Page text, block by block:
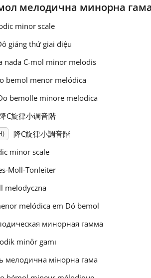
мелодична минорна гама
minor scale
giáng thứ giai điệu
nada C-mol minor melodis
bemol menor melódica
bemolle minore melodica
C旋律小调音階
降C旋律小調音階
minor scale
Moll-Tonleiter
melodyczna
melódica em Dó bemol
минорная гамма
minör gamı
мелодична мінорна гама